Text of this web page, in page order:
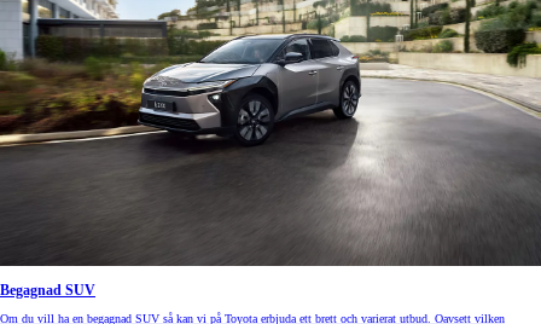
Begagnad SUV
Om du vill ha en begagnad SUV så kan vi på Toyota erbjuda ett brett och varierat utbud. Oavsett vilken